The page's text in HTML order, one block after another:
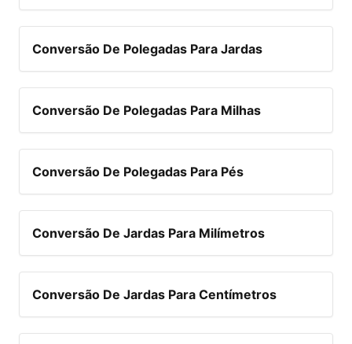
Conversão De Polegadas Para Jardas
Conversão De Polegadas Para Milhas
Conversão De Polegadas Para Pés
Conversão De Jardas Para Milímetros
Conversão De Jardas Para Centímetros